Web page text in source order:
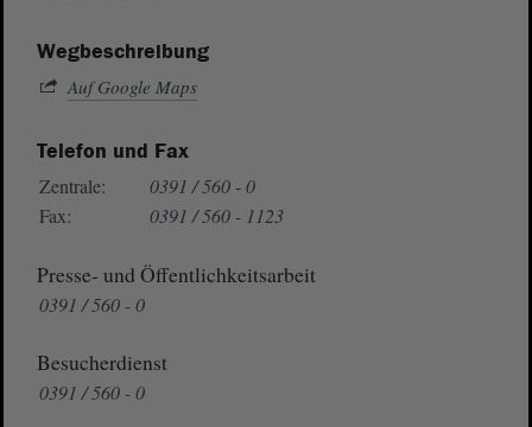
Wegbeschreibung
Auf Google Maps
Telefon und Fax
Zentrale:
0391 / 560 - 0
Fax:
0391 / 560 - 1123
Presse- und Öffentlichkeitsarbeit
0391 / 560 - 0
Besucherdienst
0391 / 560 - 0